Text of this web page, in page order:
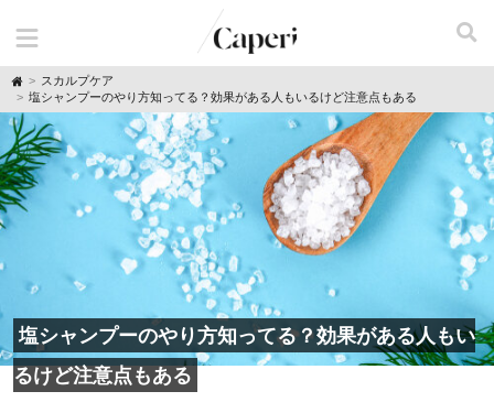
H
o
m
e
スカルプケア
塩シャンプーのやり方知ってる？効果がある人もいるけど注意点もある
塩シャンプーのやり方知ってる？効果がある人もい
るけど注意点もある